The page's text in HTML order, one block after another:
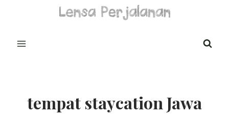
tempat staycation Jawa